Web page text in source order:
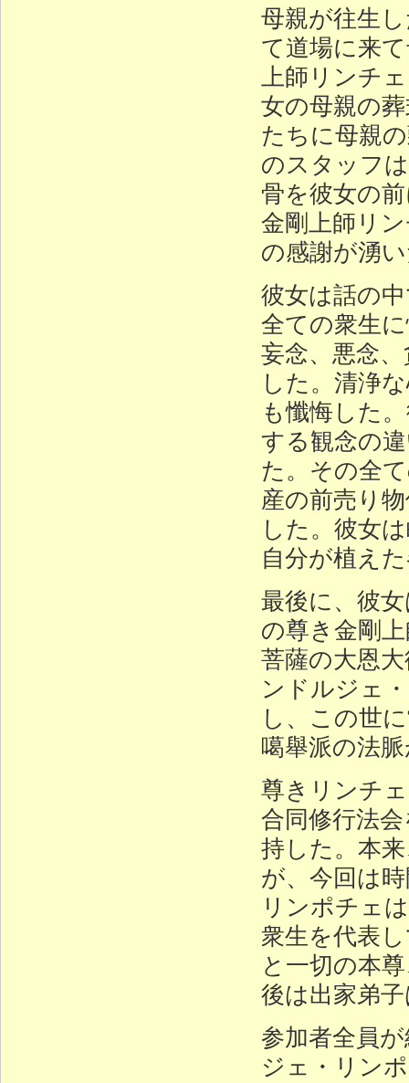
母親が往生
て道場に来
上師リンチ
女の母親の
たちに母親
のスタッフ
骨を彼女の
金剛上師リ
の感謝が湧
彼女は話の
全ての衆生
妄念、悪念
した。清浄
も懺悔した
する観念の
た。その全
産の前売り
した。彼女
自分が植え
最後に、彼
の尊き金剛
菩薩の大恩
ンドルジェ
し、この世
噶舉派の法
尊きリンチ
合同修行法
持した。本
が、今回は
リンポチェ
衆生を代表
と一切の本
後は出家弟
参加者全員
ジェ・リン